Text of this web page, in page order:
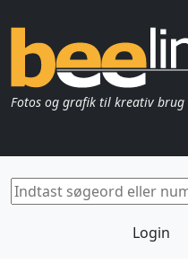
Fotos og grafik til kreativ brug
Login